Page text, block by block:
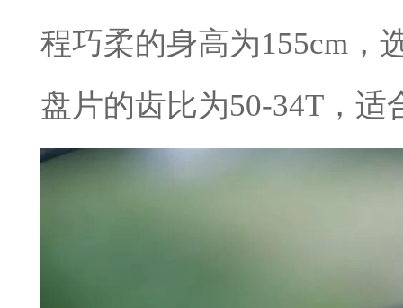
程巧柔的身高为155cm，
盘片的齿比为50-34T，适